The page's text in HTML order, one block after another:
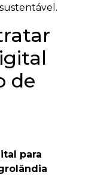
de
para